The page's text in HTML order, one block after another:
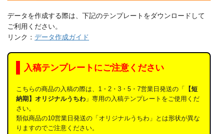
データを作成する際は、下記のテンプレートをダウンロードして
ご利用ください。
リンク： データ作成ガイド
入稿テンプレートにご注意ください
こちらの商品の入稿の際は、1・2・3・5・7営業日発送の「
【短
納期】オリジナルうちわ 」専用の入稿テンプレートをご使用くだ
さい。
類似商品の10営業日発送の「オリジナルうちわ」とは形状が異な
りますのでご注意ください。